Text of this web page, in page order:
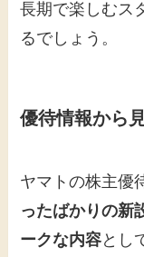
長期で楽しむス
るでしょう。
優待情報から
ヤマトの株主優
ったばかりの新
ークな内容とし